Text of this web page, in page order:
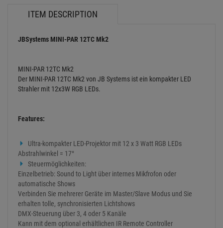
ITEM DESCRIPTION
JBSystems MINI-PAR 12TC Mk2
MINI-PAR 12TC Mk2
Der MINI-PAR 12TC Mk2 von JB Systems ist ein kompakter LED
Strahler mit 12x3W RGB LEDs.
Features:
Ultra-kompakter LED-Projektor mit 12 x 3 Watt RGB LEDs
Abstrahlwinkel = 17°
Steuermöglichkeiten:
Einzelbetrieb: Sound to Light über internes Mikfrofon oder
automatische Shows
Verbinden Sie mehrerer Geräte im Master/Slave Modus und Sie
erhalten tolle, synchronisierten Lichtshows
DMX-Steuerung über 3, 4 oder 5 Kanäle
Kann mit dem optional erhältlichen IR Remote Controller